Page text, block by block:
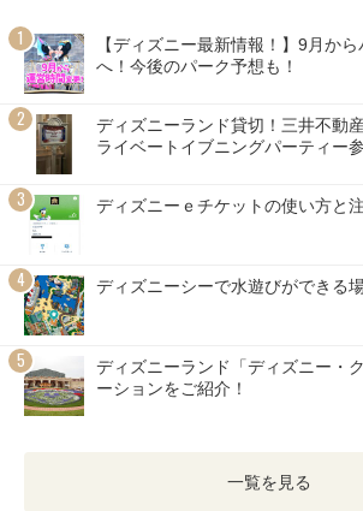
【ディズニー最新情報！】9月か
へ！今後のパーク予想も！
ディズニーランド貸切！三井不動
ライベートイブニングパーティー
ディズニーｅチケットの使い方と
ディズニーシーで水遊びができる
ディズニーランド「ディズニー・
ーションをご紹介！
一覧を見る